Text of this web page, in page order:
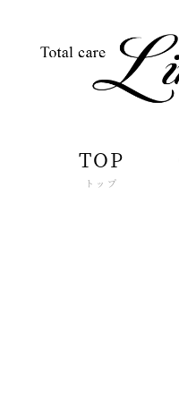
TOP
トップ